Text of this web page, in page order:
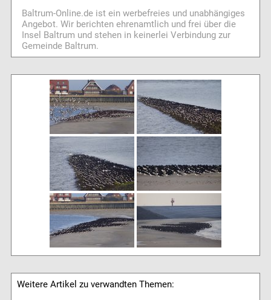
Baltrum-Online.de ist ein werbefreies und unabhängiges
Angebot. Wir berichten ehrenamtlich und frei über die
Insel Baltrum und stehen in keinerlei Verbindung zur
Gemeinde Baltrum.
Weitere Artikel zu verwandten Themen: